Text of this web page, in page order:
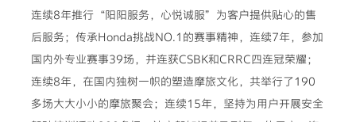
连续8年推行“阳阳服务，心悦诚服”为客户提供贴心的售
后服务；传承Honda挑战NO.1的赛事精神，连续7年，参加
国内外专业赛事39场，并连获CSBK和CRRC四连冠荣耀；
连续8年，在国内独树一帜的塑造摩旅文化，共举行了190
多场大大小小的摩旅聚会；连续15年，坚持为用户开展安全